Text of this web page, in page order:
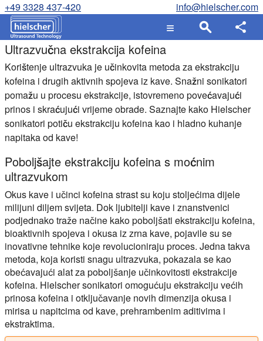
+49 3328 437-420 info@hielscher.com
Ultrazvučna ekstrakcija kofeina
Korištenje ultrazvuka je učinkovita metoda za ekstrakciju
kofeina i drugih aktivnih spojeva iz kave. Snažni sonikatori
pomažu u procesu ekstrakcije, istovremeno povećavajući
prinos i skraćujući vrijeme obrade. Saznajte kako Hielscher
sonikatori potiču ekstrakciju kofeina kao i hladno kuhanje
napitaka od kave!
Poboljšajte ekstrakciju kofeina s moćnim
ultrazvukom
Okus kave i učinci kofeina strast su koju stoljećima dijele
milijuni diljem svijeta. Dok ljubitelji kave i znanstvenici
podjednako traže načine kako poboljšati ekstrakciju kofeina,
bioaktivnih spojeva i okusa iz zrna kave, pojavile su se
inovativne tehnike koje revolucioniraju proces. Jedna takva
metoda, koja koristi snagu ultrazvuka, pokazala se kao
obećavajući alat za poboljšanje učinkovitosti ekstrakcije
kofeina. Hielscher sonikatori omogućuju ekstrakciju većih
prinosa kofeina i otključavanje novih dimenzija okusa i
mirisa u napitcima od kave, prehrambenim aditivima i
ekstraktima.